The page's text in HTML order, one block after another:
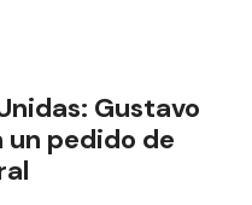
Gustavo
un pedido de